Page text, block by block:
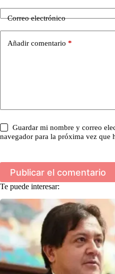
Correo electrónico
Añadir comentario *
Guardar mi nombre y correo
navegador para la próxima vez que
Publicar el comentario
Te puede interesar: